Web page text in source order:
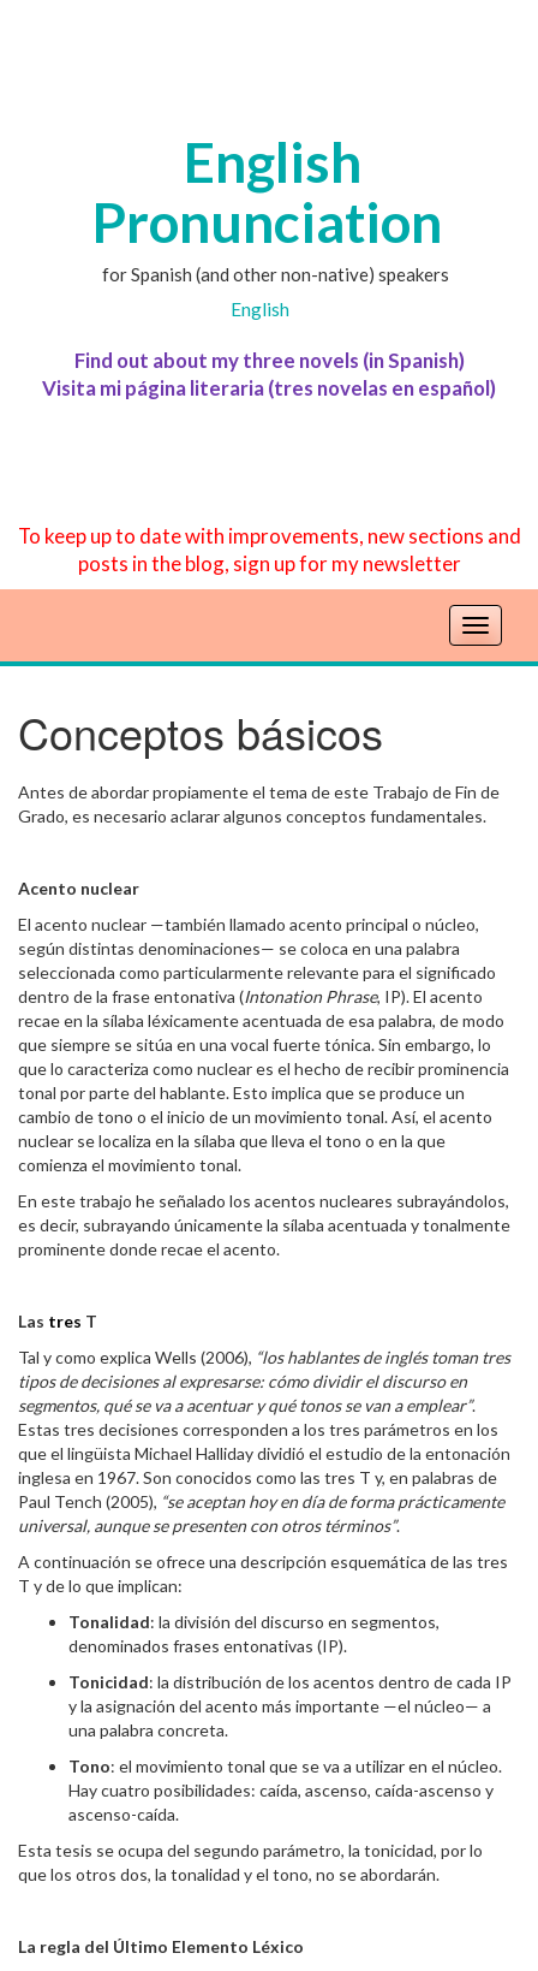
English
Pronunciation
for Spanish (and other non-native) speakers
English
Find out about my three novels (in Spanish)
Visita mi página literaria (tres novelas en español)
To keep up to date with improvements, new sections and
posts in the blog, sign up for my newsletter
T
n
a
i
o
n
Conceptos básicos
Antes de abordar propiamente el tema de este Trabajo de Fin de
Grado, es necesario aclarar algunos conceptos fundamentales.
Acento nuclear
El acento nuclear —también llamado acento principal o núcleo,
según distintas denominaciones— se coloca en una palabra
seleccionada como particularmente relevante para el significado
dentro de la frase entonativa (Intonation Phrase, IP). El acento
recae en la sílaba léxicamente acentuada de esa palabra, de modo
que siempre se sitúa en una vocal fuerte tónica. Sin embargo, lo
que lo caracteriza como nuclear es el hecho de recibir prominencia
tonal por parte del hablante. Esto implica que se produce un
cambio de tono o el inicio de un movimiento tonal. Así, el acento
nuclear se localiza en la sílaba que lleva el tono o en la que
comienza el movimiento tonal.
En este trabajo he señalado los acentos nucleares subrayándolos,
es decir, subrayando únicamente la sílaba acentuada y tonalmente
prominente donde recae el acento.
Las tres T
Tal y como explica Wells (2006), “los hablantes de inglés toman tres
tipos de decisiones al expresarse: cómo dividir el discurso en
segmentos, qué se va a acentuar y qué tonos se van a emplear”.
Estas tres decisiones corresponden a los tres parámetros en los
que el lingüista Michael Halliday dividió el estudio de la entonación
inglesa en 1967. Son conocidos como las tres T y, en palabras de
Paul Tench (2005), “se aceptan hoy en día de forma prácticamente
universal, aunque se presenten con otros términos”.
A continuación se ofrece una descripción esquemática de las tres
T y de lo que implican:
Tonalidad: la división del discurso en segmentos,
denominados frases entonativas (IP).
Tonicidad: la distribución de los acentos dentro de cada IP
y la asignación del acento más importante —el núcleo— a
una palabra concreta.
Tono: el movimiento tonal que se va a utilizar en el núcleo.
Hay cuatro posibilidades: caída, ascenso, caída-ascenso y
ascenso-caída.
Esta tesis se ocupa del segundo parámetro, la tonicidad, por lo
que los otros dos, la tonalidad y el tono, no se abordarán.
La regla del Último Elemento Léxico